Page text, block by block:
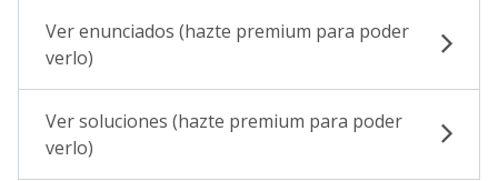
Selectividad
Blog
Ver enunciados (hazte premium para poder
verlo)
Ver soluciones (hazte premium para poder
verlo)